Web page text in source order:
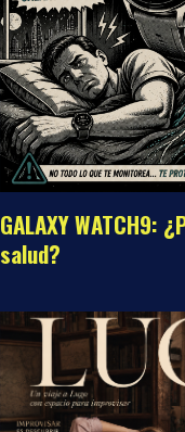
GALAXY WATCH9:
salud?